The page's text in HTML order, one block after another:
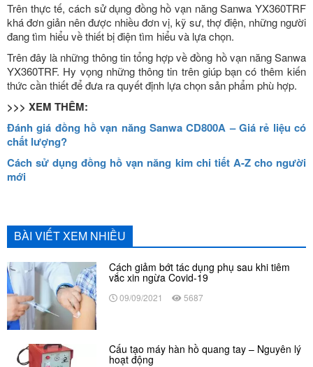
Trên thực tế, cách sử dụng đồng hồ vạn năng Sanwa YX360TRF
khá đơn giản nên được nhiều đơn vị, kỹ sư, thợ điện, những người
đang tìm hiểu về thiết bị điện tìm hiểu và lựa chọn.
Trên đây là những thông tin tổng hợp về đồng hồ vạn năng Sanwa
YX360TRF. Hy vọng những thông tin trên giúp bạn có thêm kiến
thức cần thiết để đưa ra quyết định lựa chọn sản phẩm phù hợp.
>>> XEM THÊM:
Đánh giá đồng hồ vạn năng Sanwa CD800A – Giá rẻ liệu có
chất lượng?
Cách sử dụng đồng hồ vạn năng kim chi tiết A-Z cho người
mới
BÀI VIẾT XEM NHIỀU
Cách giảm bớt tác dụng phụ sau khi tiêm
vắc xin ngừa Covid-19
09/09/2021 5687
Cấu tạo máy hàn hồ quang tay – Nguyên lý
hoạt động